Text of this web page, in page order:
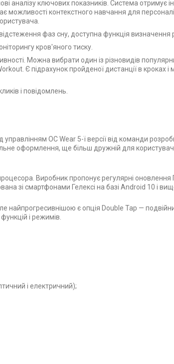
аналізу ключових показників. Система отримує
можливості контекстного навчання для
фаз сну, доступна функція визначення
кров'яного тиску.
Можна вибрати один із різновидів
Є підрахунок пройденої дистанції в кроках і
і повідомлень.
ОС Wear 5-ї версії від команди
оформлення, ще більш дружній для
Виробник пропонує регулярні оновлення
зі смартфонами Гелексі на базі Android 10 і
найпрогресивнішою є опція Double Tap —
і режимів.
і електричний);